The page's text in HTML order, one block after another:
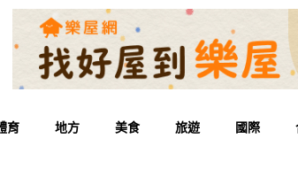
育 地方 美食 旅遊 國際